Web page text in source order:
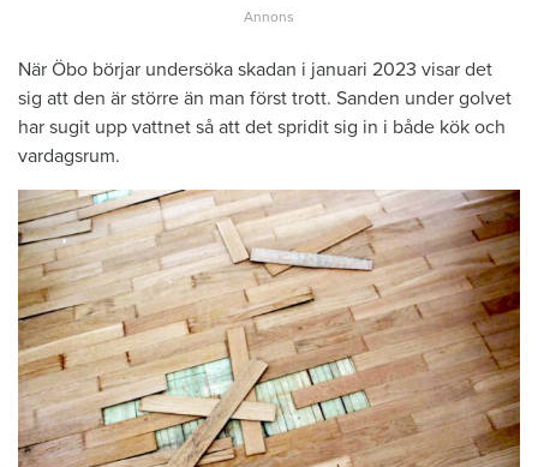
När Öbo börjar undersöka skadan i januari 2023 visar det
sig att den är större än man först trott. Sanden under golvet
har sugit upp vattnet så att det spridit sig in i både kök och
vardagsrum.